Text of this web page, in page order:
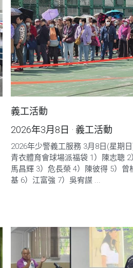
義工活動
2026年3月8日 · 義工活動
2026年少警義工服務 3月8日(星期
青衣體育會球場派福袋 1）陳志聰 2
馬昌輝 3）危長榮 4）陳彼得 5）曾
基 6）江富強 7）吳宥謀 ...